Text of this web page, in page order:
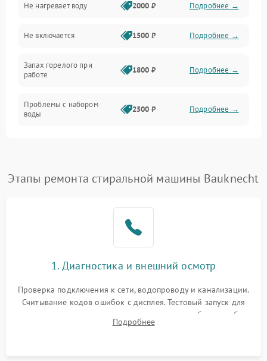
Программное обеспечение
Не нагревает воду 2000 ₽ Подробнее →
Не включается 1500 ₽ Подробнее →
Запах горелого при
работе
1800 ₽ Подробнее →
Проблемы с набором
воды
2500 ₽ Подробнее →
2200 ₽ Подробнее →
Этапы ремонта стиральной машины Bauknecht
1. Диагностика и внешний осмотр
Проверка подключения к сети, водопроводу и канализации.
Считывание кодов ошибок с дисплея. Тестовый запуск для
выявления посторонних шумов, протечек или сбоев в работе
электронного модуля управления.
Подробнее